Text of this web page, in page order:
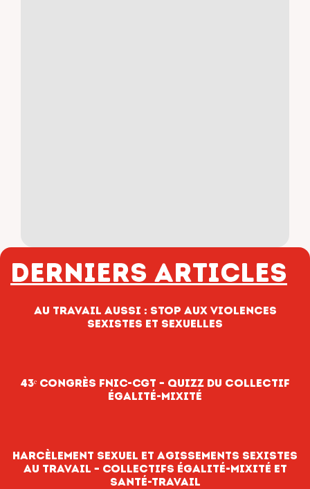
Derniers articles
Au travail aussi : stop aux violences
sexistes et sexuelles
43ᵉ Congrès FNIC-CGT – Quizz du collectif
Égalité-Mixité
Harcèlement sexuel et agissements sexistes
au travail – Collectifs Égalité-Mixité et
Santé-Travail